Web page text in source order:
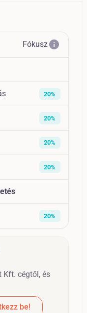
Fókuszinfo
20%
20%
20%
20%
20%
Kft. cégtől, és
be!